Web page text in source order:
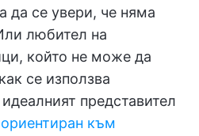
да се увери, че няма
любител на
който не може да
се използва
представител
към